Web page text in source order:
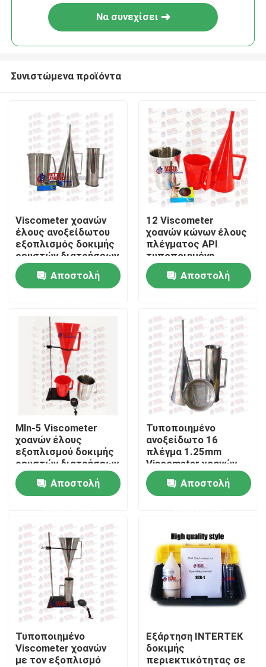
Αρχική Σελίδα
Προϊόντα
Σχετικά με εμάς
Γύρος εργοστασίων
Ποιοτικός έλεγχος
Ζητήστε ένα απόσπασμα
Καθολική μηχανή δοκιμής
Μηχανή εδαφολογικής δοκιμής
Συγκεκριμένη μηχανή δοκιμής
Να συνεχίσει
Συνιστώμενα προϊόντα
Viscometer χοανών
έλους ανοξείδωτου
εξοπλισμός δοκιμής
ρευστών διατρήσεων
Αποστολή
12 Viscometer
χοανών κώνων έλους
πλέγματος API
τυποποιημένη
εξουσιοδότηση 1
έτους Αποστολή
Mln-5 Viscometer
χοανών έλους
εξοπλισμού δοκιμής
ρευστών διατρήσεων
1500ml με την
υποστήριξηΑποστολή
Τυποποιημένο
ανοξείδωτο 16
πλέγμα 1.25mm
Viscometer χοανών
έλους για το ρευστό
διατρήσεωνΑποστολή
Τυποποιημένο
Viscometer χοανών
με τον εξοπλισμό
Εξάρτηση INTERTEK
δοκιμής
περιεκτικότητας σε